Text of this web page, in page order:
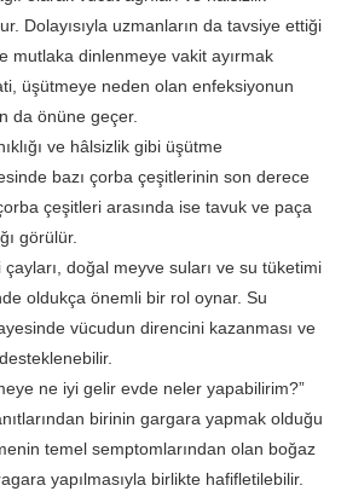
Dolayısıyla uzmanların da tavsiye ettiği
mutlaka dinlenmeye vakit ayırmak
üşütmeye neden olan enfeksiyonun
da önüne geçer.
ve hâlsizlik gibi üşütme
bazı çorba çeşitlerinin son derece
çeşitleri arasında ise tavuk ve paça
görülür.
çayları, doğal meyve suları ve su tüketimi
oldukça önemli bir rol oynar. Su
vücudun direncini kazanması ve
ne iyi gelir evde neler yapabilirim?”
birinin gargara yapmak olduğu
temel semptomlarından olan boğaz
yapılmasıyla birlikte hafifletilebilir.